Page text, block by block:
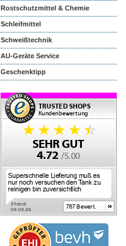
Rostschutzmittel & Chemie
Schleifmittel
Schweißtechnik
AU-Geräte Service
Geschenktipp